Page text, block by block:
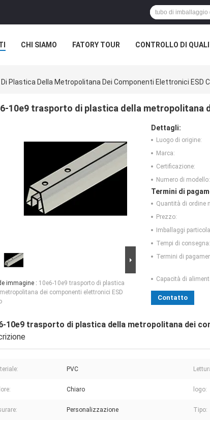
CHI SIAMO FATORY TOUR CONTROLLO DI
Plastica Della Metropolitana Dei Componenti Elettronici ESD
10e9 trasporto di plastica della metropolitana
immagine : 10e6-10e9 trasporto di plastica
dei componenti elettronici ESD
Dettagli:
Luogo di origine:
Marca:
Certificazione:
Numero di modello:
Termini di
Quantità di ordine
Prezzo:
Imballaggi
Tempi di consegna:
Termini di
Capacità di
Contatto
10e9 trasporto di plastica della metropolitana dei
PVC
Chiaro logo:
Personalizzazione Tipo: